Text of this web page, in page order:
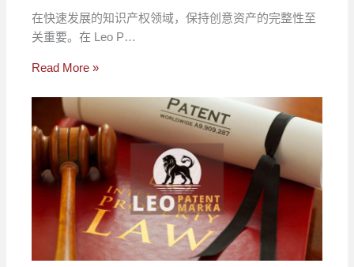
在快速发展的知识产权领域，保持创意资产的完整性至
关重要。在 Leo P…
Read More »